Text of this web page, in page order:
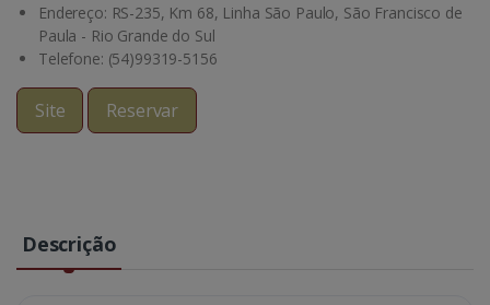
Endereço: RS-235, Km 68, Linha São Paulo, São Francisco de
Paula - Rio Grande do Sul
Telefone: (54)99319-5156
Site Reservar
Descrição